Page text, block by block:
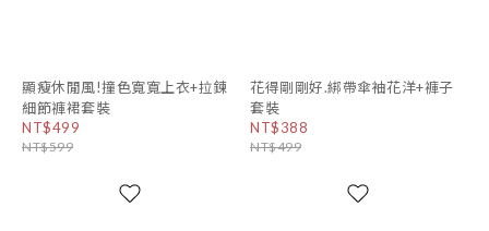
顯瘦休閒風!撞色寬寬上衣+拉鍊
細節褲裙套裝
NT$499
NT$599
花得剛剛好.綁帶傘袖花洋+褲子
套裝
NT$388
NT$499